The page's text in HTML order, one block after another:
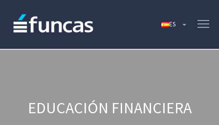
EDUCACIÓN FINANCIERA